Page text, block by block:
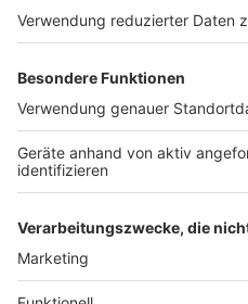
Werben
Archiv
ANTENNE BAYERN GROUP
Stiftung ANTENNE BAYERN
hilft
Teilnahmebedingungen
Grounding Page ANTENNE